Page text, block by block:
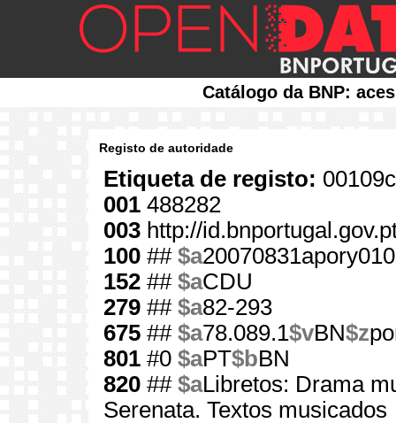
Catálogo da BNP:
Registo de autoridade
Etiqueta de registo:
001 488282
003 http://
100 ## $a
152 ## $aCDU
279 ## $a82-293
675 ## $a78.089.1$vBN$z
801 #0 $aPT$bBN
820 ## $aLibretos: Drama
Serenata. Textos musicados